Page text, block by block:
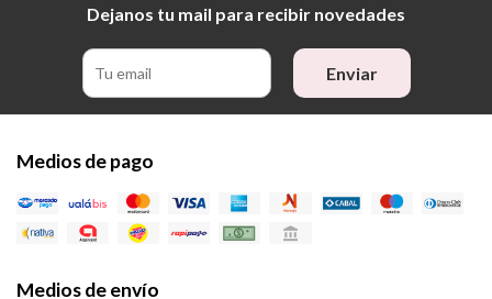
Dejanos tu mail para recibir novedades
Enviar
Medios de pago
Medios de envío